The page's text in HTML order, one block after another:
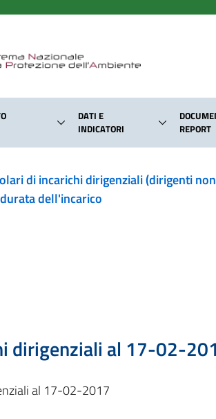
DATI E
INDICATORI
REPORT
di incarichi dirigenziali (dirigenti
dell'incarico
dirigenziali al 17-02-
al 17-02-2017